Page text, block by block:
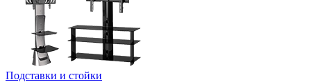
Подставки и стойки